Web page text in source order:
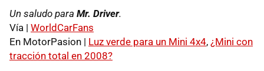
Un saludo para Mr. Driver.
Vía | WorldCarFans
En MotorPasion | Luz verde para un Mini 4x4, ¿Mini con
tracción total en 2008?